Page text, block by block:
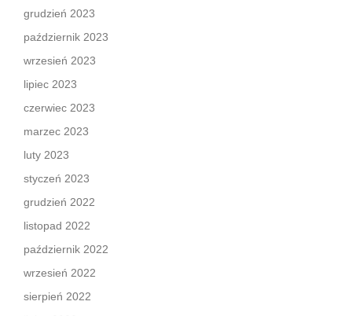
grudzień 2023
październik 2023
wrzesień 2023
lipiec 2023
czerwiec 2023
marzec 2023
luty 2023
styczeń 2023
grudzień 2022
listopad 2022
październik 2022
wrzesień 2022
sierpień 2022